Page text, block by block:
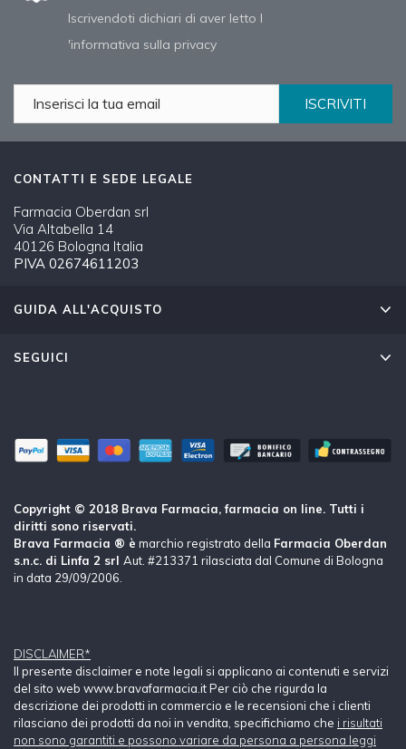
Iscrivendoti dichiari di aver letto l
'informativa sulla privacy
ISCRIVITI
CONTATTI E SEDE LEGALE
Farmacia Oberdan srl
Via Altabella 14
40126 Bologna Italia
PIVA 02674611203
GUIDA ALL'ACQUISTO
SEGUICI
Copyright © 2018 Brava Farmacia, farmacia on line. Tutti i
diritti sono riservati.
Brava Farmacia ® è marchio registrato della Farmacia Oberdan
s.n.c. di Linfa 2 srl Aut. #213371 rilasciata dal Comune di Bologna
in data 29/09/2006.
DISCLAIMER*
Il presente disclaimer e note legali si applicano ai contenuti e servizi
del sito web www.bravafarmacia.it Per ciò che rigurda la
descrizione dei prodotti in commercio e le recensioni che i clienti
rilasciano dei prodotti da noi in vendita, specifichiamo che i risultati
non sono garantiti e possono variare da persona a persona leggi